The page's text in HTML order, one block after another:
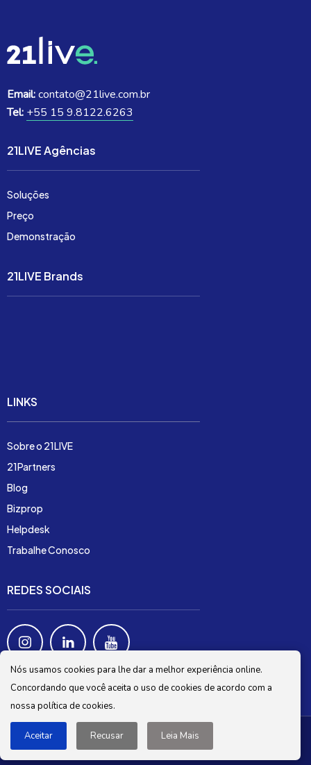
Email:contato@21live.com.br
Tel: +55 15 9.8122.6263
21LIVE Agências
Soluções
Preço
Demonstração
21LIVE Brands
LINKS
Sobre o 21LIVE
21Partners
Blog
Bizprop
Helpdesk
Trabalhe Conosco
REDES SOCIAIS
@2024 - 21LIVE Todos os Direitos Reservados
Política de Privacidade
Nós usamos cookies para lhe dar a melhor experiência online.
Concordando que você aceita o uso de cookies de acordo com a
nossa política de cookies.
Aceitar Recusar Leia Mais